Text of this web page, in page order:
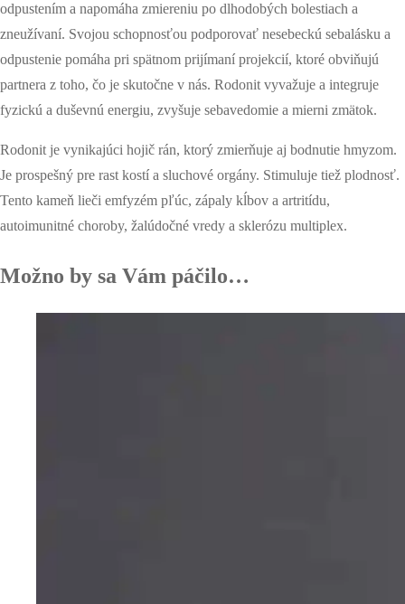
odpustením a napomáha zmiereniu po dlhodobých bolestiach a
zneužívaní. Svojou schopnosťou podporovať nesebeckú sebalásku a
odpustenie pomáha pri spätnom prijímaní projekcií, ktoré obviňujú
partnera z toho, čo je skutočne v nás. Rodonit vyvažuje a integruje
fyzickú a duševnú energiu, zvyšuje sebavedomie a mierni zmätok.
Rodonit je vynikajúci hojič rán, ktorý zmierňuje aj bodnutie hmyzom.
Je prospešný pre rast kostí a sluchové orgány. Stimuluje tiež plodnosť.
Tento kameň lieči emfyzém pľúc, zápaly kĺbov a artritídu,
autoimunitné choroby, žalúdočné vredy a sklerózu multiplex.
Možno by sa Vám páčilo…